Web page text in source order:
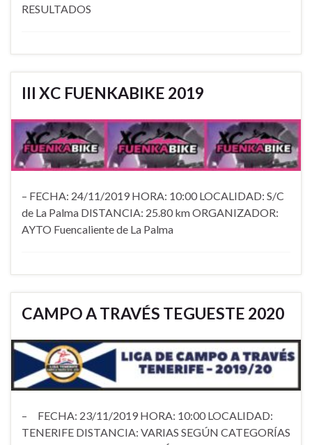
RESULTADOS
III XC FUENKABIKE 2019
– FECHA: 24/11/2019 HORA: 10:00 LOCALIDAD: S/C
de La Palma DISTANCIA: 25.80 km ORGANIZADOR:
AYTO Fuencaliente de La Palma
CAMPO A TRAVÉS TEGUESTE 2020
– FECHA: 23/11/2019 HORA: 10:00 LOCALIDAD:
TENERIFE DISTANCIA: VARIAS SEGÚN CATEGORÍAS